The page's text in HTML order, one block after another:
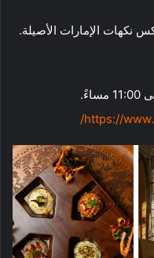
نكهات الإمارات الأصيلة.
https://